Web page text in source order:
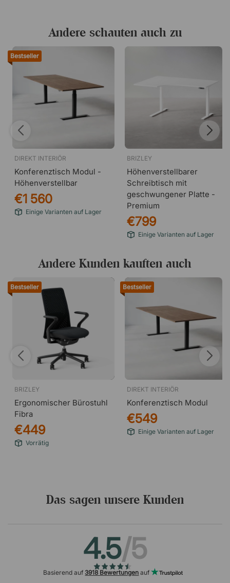
Andere schauten auch zu
Bestseller
DIREKT INTERIÖR
Konferenztisch Modul -
Höhenverstellbar
€1 560
Einige Varianten auf Lager
BRIZLEY
Höhenverstellbarer
Schreibtisch mit
geschwungener Platte -
Premium
€799
Einige Varianten auf Lager
Andere Kunden kauften auch
Bestseller
BRIZLEY
Ergonomischer Bürostuhl
Fibra
€449
Vorrätig
Bestseller
DIREKT INTERIÖR
Konferenztisch Modul
€549
Einige Varianten auf Lager
Das sagen unsere Kunden
4.5/5
Basierend auf 3918 Bewertungen auf